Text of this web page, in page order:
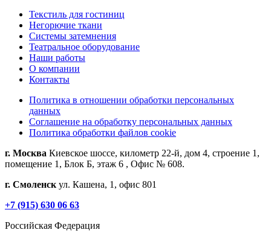
Текстиль для гостиниц
Негорючие ткани
Системы затемнения
Театральное оборудование
Наши работы
О компании
Контакты
Политика в отношении обработки персональных
данных
Соглашение на обработку персональных данных
Политика обработки файлов cookie
г. Москва Киевское шоссе, километр 22-й, дом 4, строение 1,
помещение 1, Блок Б, этаж 6 , Офис № 608.
г. Смоленскул. Кашена, 1, офис 801
+7 (915) 630 06 63
Российская Федерация